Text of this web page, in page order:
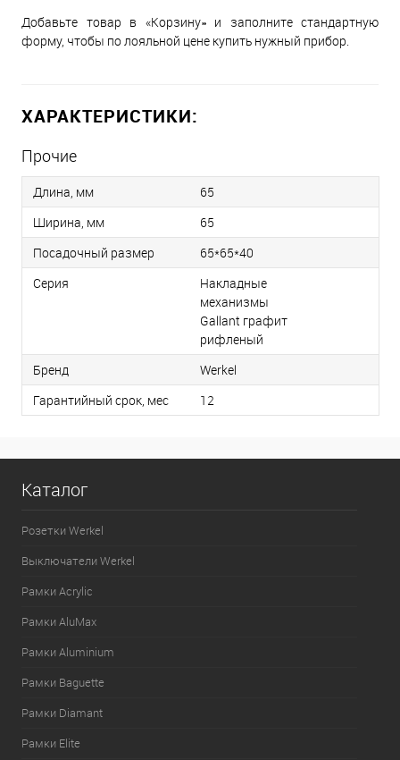
Добавьте товар в «Корзину» и заполните стандартную
форму, чтобы по лояльной цене купить нужный прибор.
ХАРАКТЕРИСТИКИ:
Прочие
Длина, мм
65
Ширина, мм
65
Посадочный размер
65*65*40
Серия
Накладные
механизмы
Gallant графит
рифленый
Бренд
Werkel
Гарантийный срок, мес
12
Каталог
Розетки Werkel
Выключатели Werkel
Рамки Acrylic
Рамки AluMax
Рамки Aluminium
Рамки Baguette
Рамки Diamant
Рамки Elite